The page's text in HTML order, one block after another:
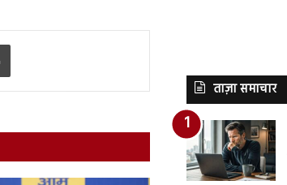
Print
ताज़ा समाचार